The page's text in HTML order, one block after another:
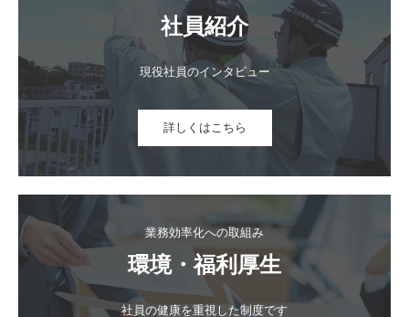
社員紹介
現役社員のインタビュー
詳しくはこちら
業務効率化への取組み
環境・福利厚生
社員の健康を重視した制度です